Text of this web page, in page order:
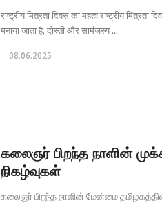
राष्ट्रीय मित्रता दिवस का महत्व राष्ट्रीय
मनाया जाता है, दोस्ती और सामंजस्य ...
08.06.2025
கலைஞர் பிறந்த நாளின்
நிகழ்வுகள்
கலைஞர் பிறந்த நாளின் மேன்மை